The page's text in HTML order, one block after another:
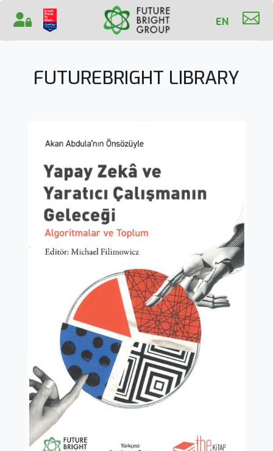

EN
FUTUREBRIGHT LIBRARY